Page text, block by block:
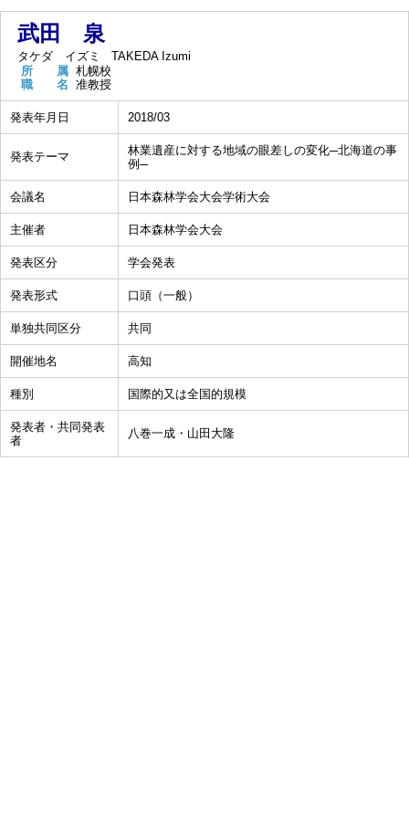
武田 泉
タケダ イズミ
TAKEDA Izumi
所 属 札幌校
職 名 准教授
発表年月日 2018/03
発表テーマ
林業遺産に対する地域の眼差しの変化─北海道の事
例─
会議名 日本森林学会大会学術大会
主催者 日本森林学会大会
発表区分 学会発表
発表形式 口頭（一般）
単独共同区分 共同
開催地名 高知
種別 国際的又は全国的規模
発表者・共同発表
者
八巻一成・山田大隆